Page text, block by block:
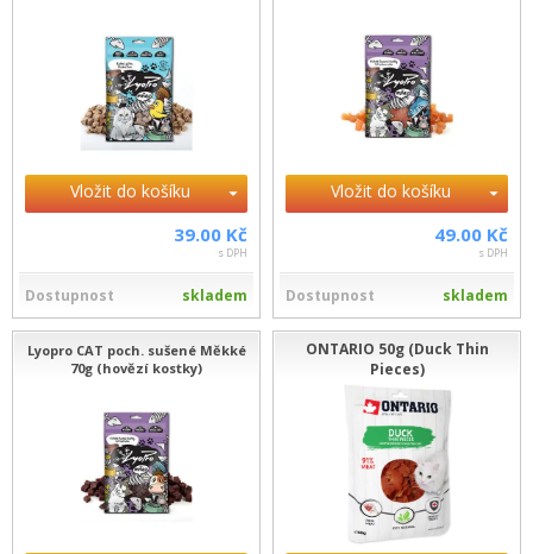
Vložit do košíku
39.00 Kč
s DPH
Dostupnost skladem
Vložit do košíku
49.00 Kč
s DPH
Dostupnost skladem
Lyopro CAT poch. sušené Měkké
70g (hovězí kostky)
ONTARIO 50g (Duck Thin
Pieces)